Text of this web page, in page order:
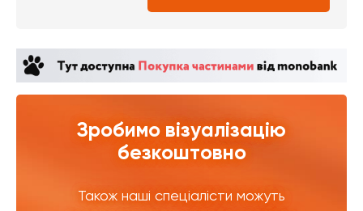
Зробимо візуалізацію
безкоштовно
Також наші спеціалісти можуть